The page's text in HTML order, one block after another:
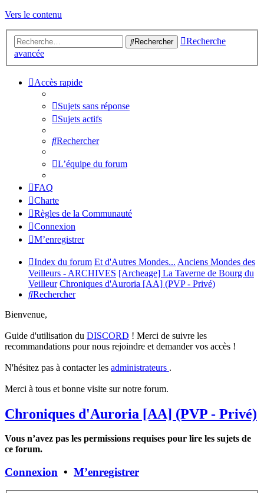
Vers le contenu
Rechercher
Recherche
avancée
Accès rapide
Sujets sans réponse
Sujets actifs
Rechercher
L’équipe du forum
FAQ
Charte
Règles de la Communauté
Connexion
M’enregistrer
Index du forum Et d'Autres Mondes... Anciens Mondes des
Veilleurs - ARCHIVES [Archeage] La Taverne de Bourg du
Veilleur Chroniques d'Auroria [AA] (PVP - Privé)
Rechercher
Bienvenue,
Guide d'utilisation du DISCORD ! Merci de suivre les
recommandations pour nous rejoindre et demander vos accès !
N'hésitez pas à contacter les administrateurs .
Merci à tous et bonne visite sur notre forum.
Chroniques d'Auroria [AA] (PVP - Privé)
Vous n’avez pas les permissions requises pour lire les sujets de
ce forum.
Connexion • M’enregistrer